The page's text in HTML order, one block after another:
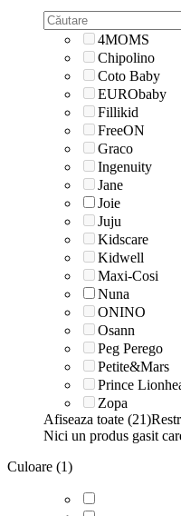
4MOMS
Chipolino
Coto Baby
EURObaby
Fillikid
FreeON
Graco
Ingenuity
Jane
Joie
Juju
Kidscare
Kidwell
Maxi-Cosi
Nuna
ONINO
Osann
Peg Perego
Petite&Mars
Prince
Zopa
Afiseaza toate (21)
Nici un produs gasit
Culoare (1)